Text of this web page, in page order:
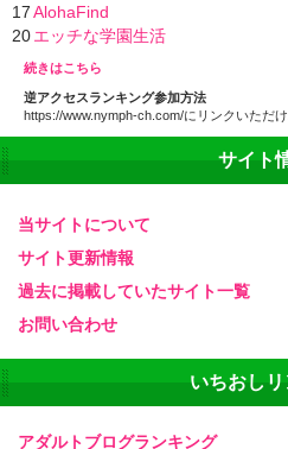
17AlohaFind
20エッチな学園生活
続きはこちら
逆アクセスランキング参加方法
https://www.nymph-ch.com/にリンクいただけ
サイト
当サイトについて
サイト更新情報
過去に掲載していたサイト一覧
お問い合わせ
いちおし
アダルトブログランキング